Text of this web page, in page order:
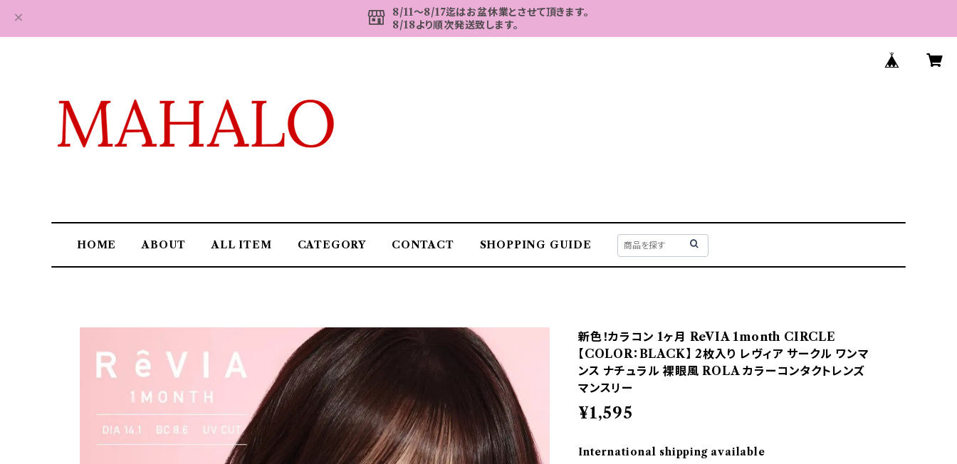
8/11～8/17迄はお盆休業とさせて頂きます。
8/18より順次発送致します。
HOME ABOUT ALL ITEM CATEGORY CONTACT SHOPPING GUIDE
新色！カラコン 1ヶ月 ReVIA 1month CIRCLE
【COLOR：BLACK】 2枚入り レヴィア サークル ワンマ
ンス ナチュラル 裸眼風 ROLA カラーコンタクトレンズ
マンスリー
¥1,595
International shipping available